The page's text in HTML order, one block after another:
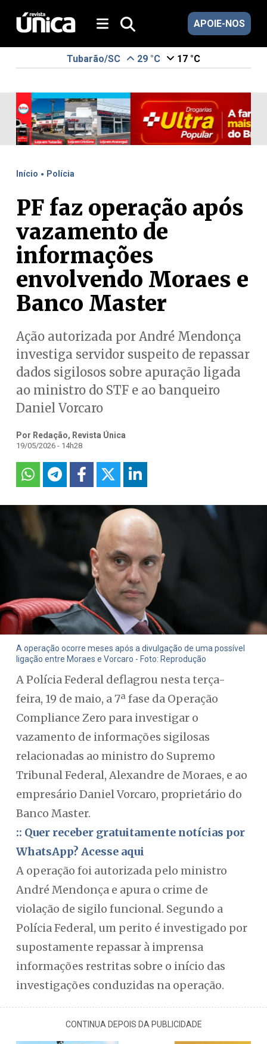
APOIE-NOS
Tubarão/SC 29 °C 17 °C
Início . Polícia
PF faz operação após
vazamento de
informações
envolvendo Moraes e
Banco Master
Ação autorizada por André Mendonça
investiga servidor suspeito de repassar
dados sigilosos sobre apuração ligada
ao ministro do STF e ao banqueiro
Daniel Vorcaro
Por Redação, Revista Única
19/05/2026 - 14h28
A operação ocorre meses após a divulgação de uma possível
ligação entre Moraes e Vorcaro - Foto: Reprodução
A Polícia Federal deflagrou nesta terça-
feira, 19 de maio, a 7ª fase da Operação
Compliance Zero para investigar o
vazamento de informações sigilosas
relacionadas ao ministro do Supremo
Tribunal Federal, Alexandre de Moraes, e ao
empresário Daniel Vorcaro, proprietário do
Banco Master.
:: Quer receber gratuitamente notícias por
WhatsApp? Acesse aqui
A operação foi autorizada pelo ministro
André Mendonça e apura o crime de
violação de sigilo funcional. Segundo a
Polícia Federal, um perito é investigado por
supostamente repassar à imprensa
informações restritas sobre o início das
investigações conduzidas na operação.
CONTINUA DEPOIS DA PUBLICIDADE